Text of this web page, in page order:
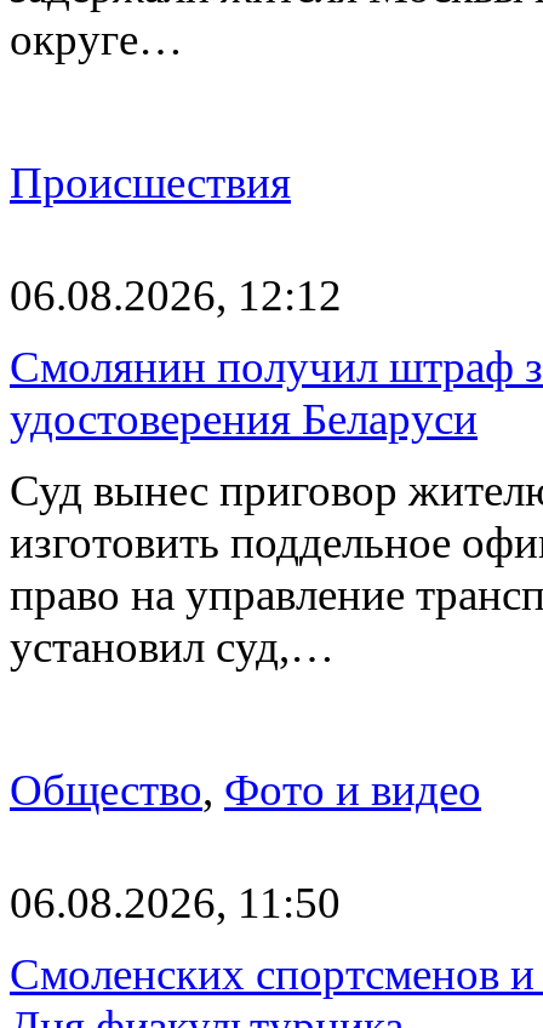
округе…
Происшествия
06.08.2026, 12:12
Смолянин получил штраф
удостоверения Беларуси
Суд вынес приговор
изготовить поддельное
право на управление
установил суд,…
Общество, Фото и видео
06.08.2026, 11:50
Смоленских спортсменов